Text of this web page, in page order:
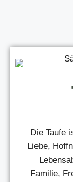
Die Taufe
Liebe,
Familie,